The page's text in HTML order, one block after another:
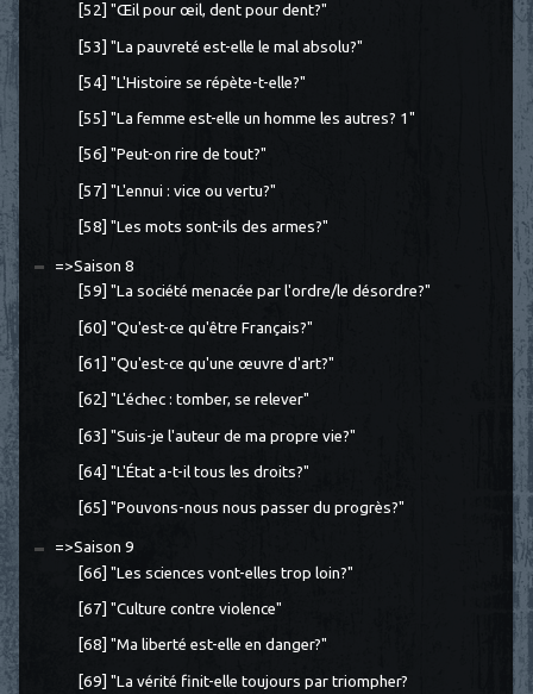
[52] "Œil pour œil, dent pour dent?"
[53] "La pauvreté est-elle le mal absolu?"
[54] "L'Histoire se répète-t-elle?"
[55] "La femme est-elle un homme les autres? 1"
[56] "Peut-on rire de tout?"
[57] "L'ennui : vice ou vertu?"
[58] "Les mots sont-ils des armes?"
=>Saison 8
[59] "La société menacée par l'ordre/le désordre?"
[60] "Qu'est-ce qu'être Français?"
[61] "Qu'est-ce qu'une œuvre d'art?"
[62] "L'échec : tomber, se relever"
[63] "Suis-je l'auteur de ma propre vie?"
[64] "L'État a-t-il tous les droits?"
[65] "Pouvons-nous nous passer du progrès?"
=>Saison 9
[66] "Les sciences vont-elles trop loin?"
[67] "Culture contre violence"
[68] "Ma liberté est-elle en danger?"
[69] "La vérité finit-elle toujours par triompher?